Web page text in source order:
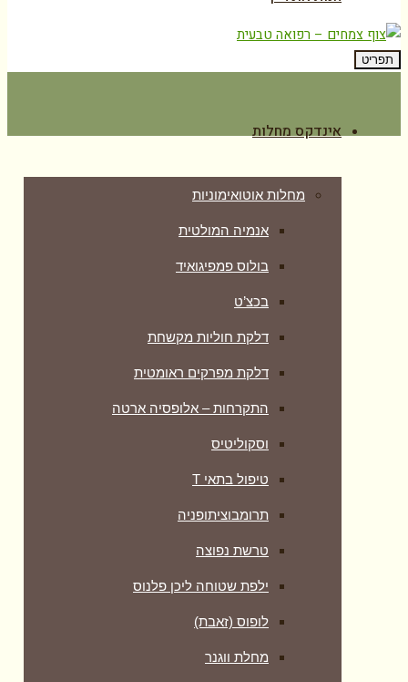
תפריט
אינדקס מחלות
מחלות אוטואימוניות
אנמיה המולטית
בולוס פמפיגואיד
בכצ’ט
דלקת חוליות מקשחת
דלקת מפרקים ראומטית
התקרחות – אלופסיה ארטה
וסקוליטיס
טיפול בתאי T
תרומבוציתופניה
טרשת נפוצה
ילפת שטוחה ליכן פלנוס
לופוס (זאבת)
מחלת ווגנר